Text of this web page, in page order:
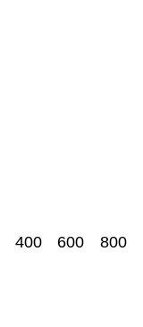
400 600 800